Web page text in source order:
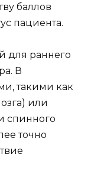
баллов
пациента.
для раннего
В
такими как
или
спинного
точно